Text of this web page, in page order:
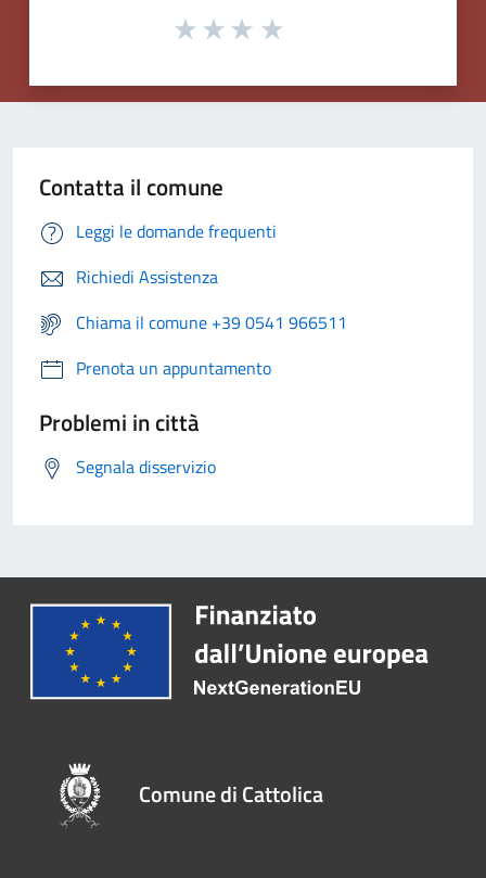
Contatta il comune
Leggi le domande frequenti
Richiedi Assistenza
Chiama il comune +39 0541 966511
Prenota un appuntamento
Problemi in città
Segnala disservizio
Comune di Cattolica